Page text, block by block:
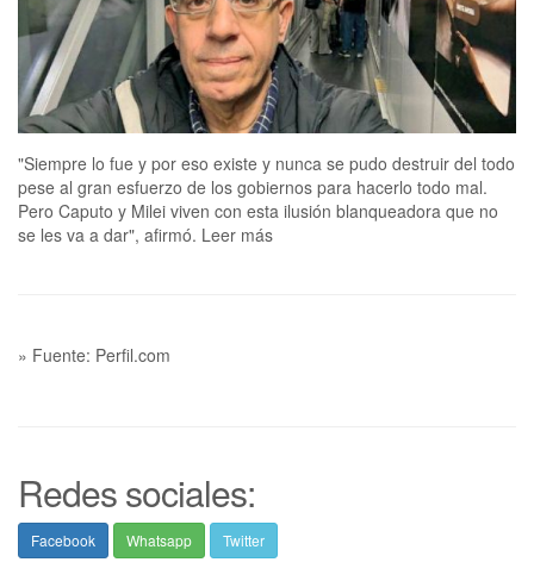
"Siempre lo fue y por eso existe y nunca se pudo destruir del todo
pese al gran esfuerzo de los gobiernos para hacerlo todo mal.
Pero Caputo y Milei viven con esta ilusión blanqueadora que no
se les va a dar", afirmó. Leer más
» Fuente: Perfil.com
Redes sociales:
Facebook Whatsapp Twitter